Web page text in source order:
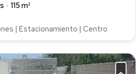
115 m²
| Estacionamiento | Centro